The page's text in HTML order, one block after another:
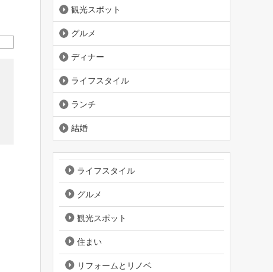
観光スポット
グルメ
ディナー
ライフスタイル
ランチ
結婚
ライフスタイル
グルメ
観光スポット
住まい
リフォームとリノベ